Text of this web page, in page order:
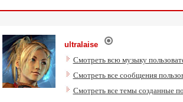
ultralaise
Смотреть всю музыку
Смотреть все сообщения
Смотреть все темы созданные